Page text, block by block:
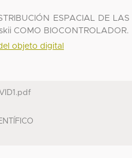
ESPACIAL DE
COMO BIOCONTROLADOR.
objeto digital